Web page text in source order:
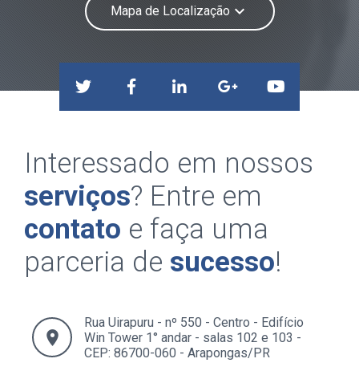
Mapa de Localizaçãokeyboard_arrow_down
Interessado em nossos
serviços? Entre em
contato e faça uma
parceria de sucesso!
location_on
Rua Uirapuru - nº 550 - Centro - Edifício
Win Tower 1° andar - salas 102 e 103 -
CEP: 86700-060 - Arapongas/PR